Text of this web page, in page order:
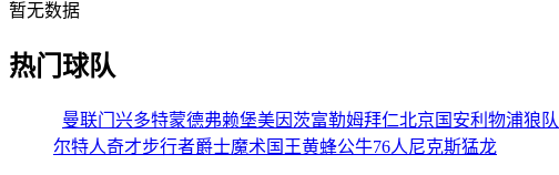
暂无数据
热门球队
曼联门兴多特蒙德弗赖堡美因茨富勒姆拜仁北京国安利物浦狼队
尔特人奇才步行者爵士魔术国王黄蜂公牛76人 尼克斯猛龙